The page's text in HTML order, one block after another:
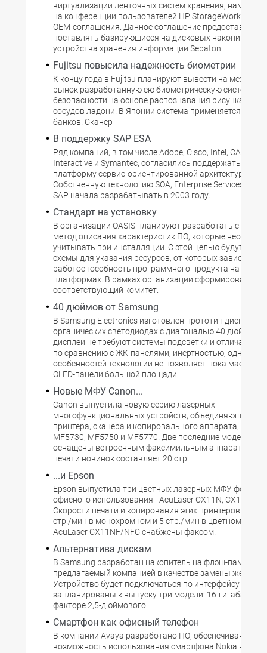
виртуализации ленточных систем хранения,
на конференции пользователей HP StorageWorks о
OEM-соглашения. Данное соглашение предоставляет
поставлять базирующиеся на дисковых накопителях
устройства хранения информации Sepaton.
Fujitsu повысила надежность биометрии
К концу года в Fujitsu планируют вывести на
рынок разработанную ею биометрическую систему
безопасности на основе распознавания рисунка
сосудов ладони. В Японии система применяется
банков. Сканер
В поддержку SAP ESA
Ряд компаний, в том числе Adobe, Cisco, Intel, CA, EMC,
Interactive и Symantec, согласились поддержать новую
платформу сервис-ориентированной архитектуры SAP.
Собственную технологию SOA, Enterprise Services
SAP начала разрабатывать в 2003 году.
Стандарт на установку
В организации OASIS планируют разработать
метод описания характеристик ПО, которые
учитывать при инсталляции. С этой целью будут
схемы для указания ресурсов, от которых зависит
работоспособность программного продукта на
платформах. В рамках организации сформирован
соответствующий комитет.
40 дюймов от Samsung
В Samsung Electronics изготовлен прототип дисплея
органических светодиодах с диагональю 40 дюймов.
дисплеи не требуют системы подсветки и отличаются
по сравнению с ЖК-панелями, инертностью, однако
особенностей технологии не позволяет пока массово
OLED-панели большой площади.
Новые МФУ Canon...
Canon выпустила новую серию лазерных
многофункциональных устройств, объединяющих
принтера, сканера и копировального аппарата, -
MF5730, MF5750 и MF5770. Две последние модели
оснащены встроенным факсимильным аппаратом.
печати новинок составляет 20 стр.
...и Epson
Epson выпустила три цветных лазерных МФУ
офисного использования - AcuLaser CX11N, CX11NF и
Скорости печати и копирования этих принтеров
стр./мин в монохромном и 5 стр./мин в цветном
AcuLaser CX11NF/NFC снабжены факсом.
Альтернатива дискам
В Samsung разработан накопитель на флэш-памяти,
предлагаемый компанией в качестве замены
Устройство будет подключаться по интерфейсу ATA.
запланированы к выпуску три модели: 16-
факторе 2,5-дюймового
Смартфон как офисный телефон
В компании Avaya разработано ПО, обеспечивающее
возможность использования смартфона Nokia на